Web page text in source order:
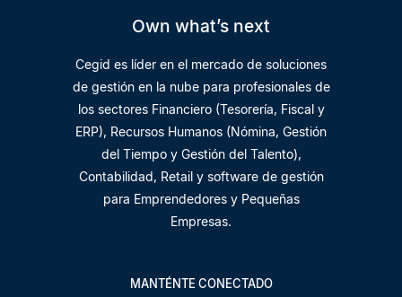
Own what’s next
Cegid es líder en el mercado de soluciones
de gestión en la nube para profesionales de
los sectores Financiero (Tesorería, Fiscal y
ERP), Recursos Humanos (Nómina, Gestión
del Tiempo y Gestión del Talento),
Contabilidad, Retail y software de gestión
para Emprendedores y Pequeñas
Empresas.
MANTÉNTE CONECTADO